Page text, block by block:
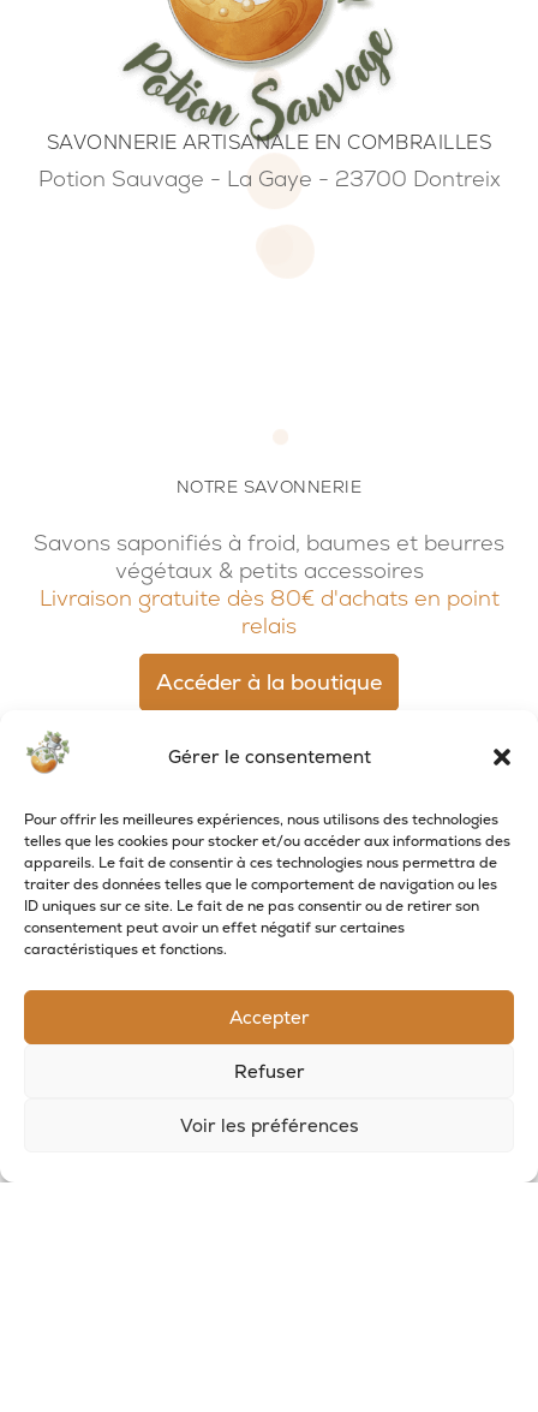
Gérer le consentement
Pour offrir les meilleures expériences, nous utilisons des technologies
telles que les cookies pour stocker et/ou accéder aux informations des
appareils. Le fait de consentir à ces technologies nous permettra de
traiter des données telles que le comportement de navigation ou les
ID uniques sur ce site. Le fait de ne pas consentir ou de retirer son
consentement peut avoir un effet négatif sur certaines
caractéristiques et fonctions.
Accepter
Refuser
Voir les préférences
NOTRE SAVONNERIE
Savons saponifiés à froid, baumes et beurres
végétaux & petits accessoires
Livraison gratuite dès 80€ d'achats en point
relais
Accéder à la boutique
SAVONNERIE ARTISANALE EN COMBRAILLES
Potion Sauvage - La Gaye - 23700 Dontreix
Inscrivez-vous à notre newsletter pour